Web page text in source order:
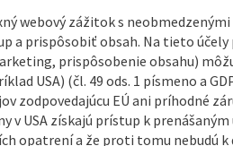
webový zážitok s
a prispôsobiť obsah. Na tieto účely
prispôsobenie obsahu)
USA) (čl. 49 ods. 1 písmeno a
zodpovedajúcu EÚ ani príhodné
v USA získajú prístup k
opatrení a že proti tomu nebudú k